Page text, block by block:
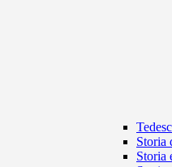
Storia
Storia